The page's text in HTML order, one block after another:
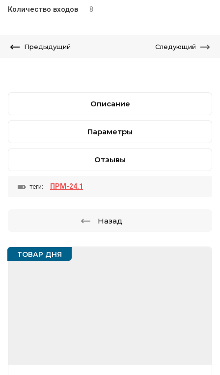
ТОВАР ДНЯ
Количество входов 8
Предыдущий Следующий
Описание
Параметры
Отзывы
теги: ПРМ-24.1
Назад